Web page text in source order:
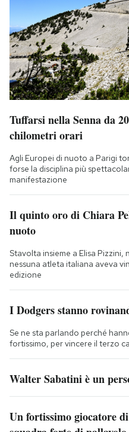
Tuffarsi nella Senna da
chilometri orari
Agli Europei di nuoto a Parigi
forse la disciplina più
manifestazione
Il quinto oro di Chiara
nuoto
Stavolta insieme a Elisa
nessuna atleta italiana aveva
edizione
I Dodgers stanno
Se ne sta parlando perché
fortissimo, per vincere il terzo
Walter Sabatini è un
Un fortissimo giocatore